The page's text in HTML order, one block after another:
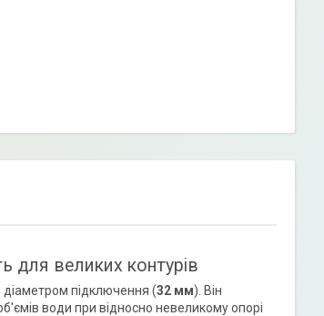
для великих контурів
діаметром підключення (32 мм). Він
води при відносно невеликому опорі